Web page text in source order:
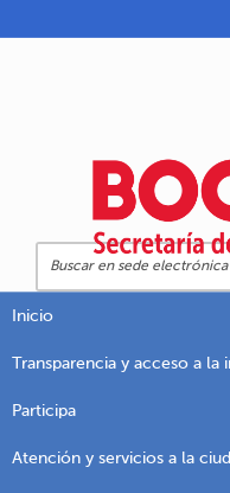
Inicio
Transparencia y acceso a
Participa
Atención y servicios a la